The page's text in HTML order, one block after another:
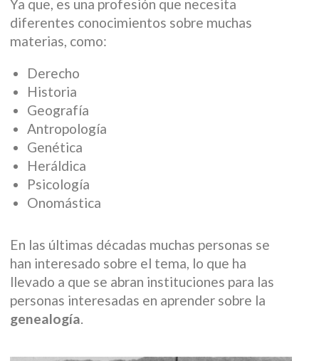
Ya que, es una profesión que necesita
diferentes conocimientos sobre muchas
materias, como:
Derecho
Historia
Geografía
Antropología
Genética
Heráldica
Psicología
Onomástica
En las últimas décadas muchas personas se
han interesado sobre el tema, lo que ha
llevado a que se abran instituciones para las
personas interesadas en aprender sobre la
genealogía.